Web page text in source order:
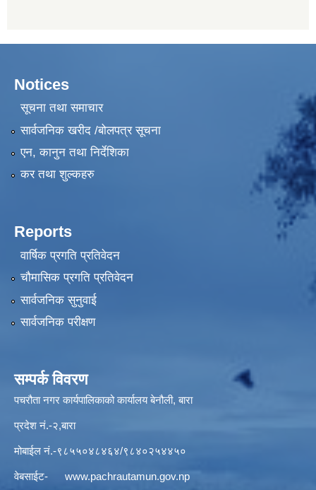
Notices
सूचना तथा समाचार
सार्वजनिक खरीद /बोलपत्र सूचना
एन, कानुन तथा निर्देशिका
कर तथा शुल्कहरु
Reports
वार्षिक प्रगति प्रतिवेदन
चौमासिक प्रगति प्रतिवेदन
सार्वजनिक सुनुवाई
सार्वजनिक परीक्षण
सम्पर्क विवरण
पचरौता नगर कार्यपालिकाको कार्यालय बेनौली, बारा
प्रदेश नं.-२,बारा
मोबाईल नं.-९८५५०४८४६४/९८४०२५४४५०
वेबसाईट- www.pachrautamun.gov.np